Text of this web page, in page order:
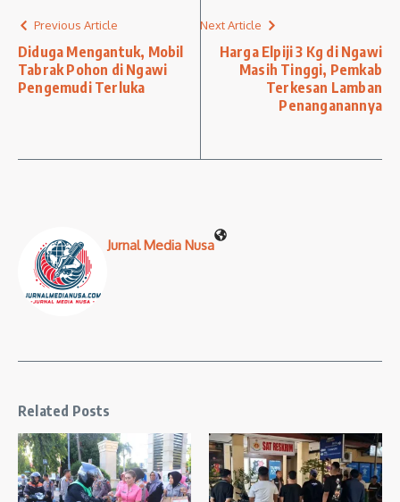
Previous Article
Diduga Mengantuk, Mobil
Tabrak Pohon di Ngawi
Pengemudi Terluka
Next Article
Harga Elpiji 3 Kg di Ngawi
Masih Tinggi, Pemkab
Terkesan Lamban
Penanganannya
Jurnal Media Nusa
Related Posts